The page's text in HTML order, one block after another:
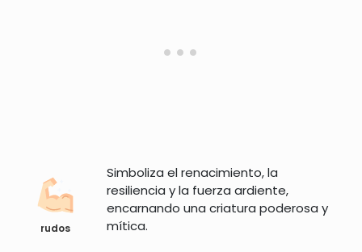
rudos
Simboliza el renacimiento, la
resiliencia y la fuerza ardiente,
encarnando una criatura poderosa y
mítica.